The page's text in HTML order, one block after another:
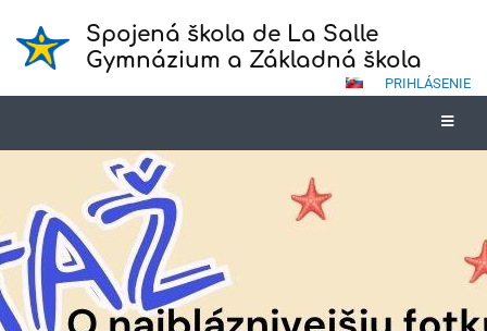
Spojená škola de La Salle
Gymnázium a Základná škola
PRIHLÁSENIE